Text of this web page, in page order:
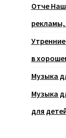
Отче Наш
рекламы,
в
Музыка
Музыка
для